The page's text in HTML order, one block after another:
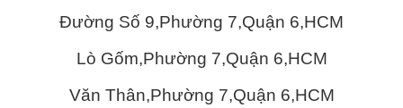
Đường Số 9,Phường 7,Quận 6,HCM
Lò Gốm,Phường 7,Quận 6,HCM
Văn Thân,Phường 7,Quận 6,HCM